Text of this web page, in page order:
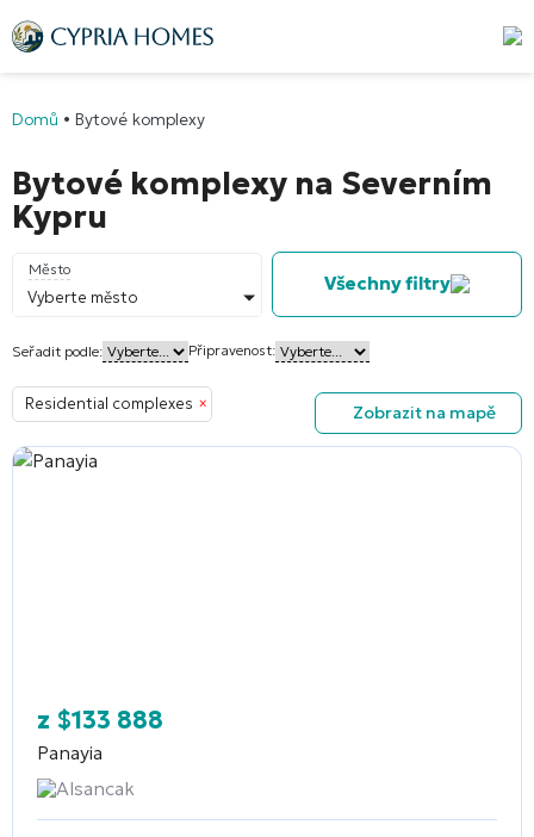
Domů • Bytové komplexy
Bytové komplexy na Severním
Kypru
Město
Vyberte město
Všechny filtry
Seřadit podle: Připravenost:
Residential complexes × Zobrazit na mapě
z $133 888
Panayia
Alsancak